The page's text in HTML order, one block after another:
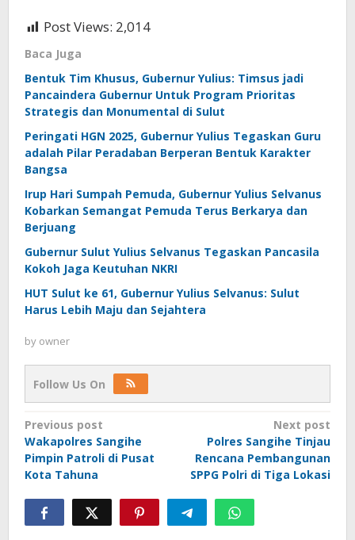
Post Views: 2,014
Baca Juga
Bentuk Tim Khusus, Gubernur Yulius: Timsus jadi
Pancaindera Gubernur Untuk Program Prioritas
Strategis dan Monumental di Sulut
Peringati HGN 2025, Gubernur Yulius Tegaskan Guru
adalah Pilar Peradaban Berperan Bentuk Karakter
Bangsa
Irup Hari Sumpah Pemuda, Gubernur Yulius Selvanus
Kobarkan Semangat Pemuda Terus Berkarya dan
Berjuang
Gubernur Sulut Yulius Selvanus Tegaskan Pancasila
Kokoh Jaga Keutuhan NKRI
HUT Sulut ke 61, Gubernur Yulius Selvanus: Sulut
Harus Lebih Maju dan Sejahtera
by owner
Follow Us On
Post
navigation
Previous post
Wakapolres Sangihe
Pimpin Patroli di Pusat
Kota Tahuna
Next post
Polres Sangihe Tinjau
Rencana Pembangunan
SPPG Polri di Tiga Lokasi